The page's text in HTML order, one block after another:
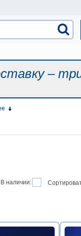
–
В наличии: